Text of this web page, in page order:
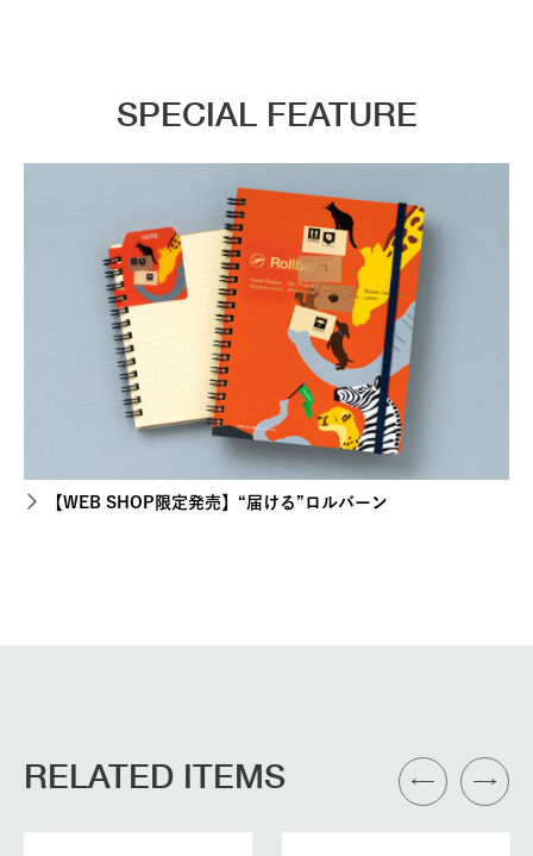
SPECIAL FEATURE
【WEB SHOP限定発売】“届ける”ロルバーン
RELATED ITEMS